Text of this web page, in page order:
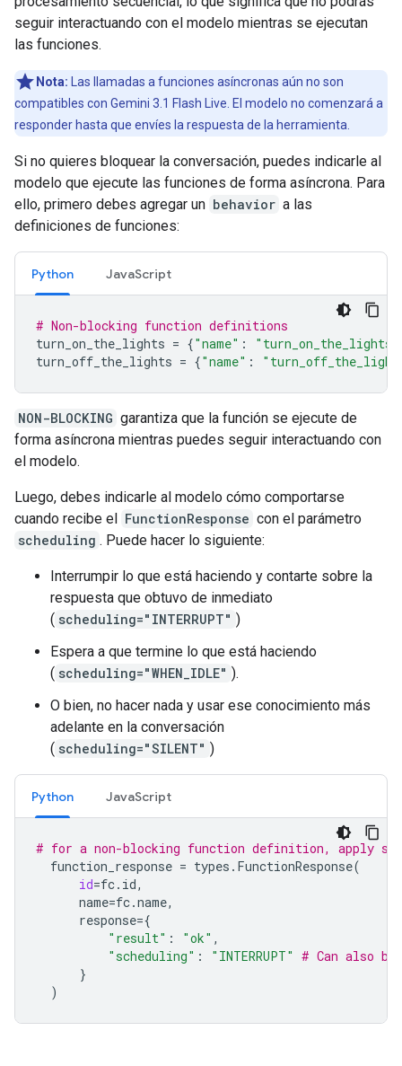
seguir interactuando con el modelo mientras se ejecutan
las funciones.
Nota: Las llamadas a funciones asíncronas aún no son
compatibles con Gemini 3.1 Flash Live. El modelo no comenzará a
responder hasta que envíes la respuesta de la herramienta.
Si no quieres bloquear la conversación, puedes indicarle al
modelo que ejecute las funciones de forma asíncrona. Para
ello, primero debes agregar un behavior a las
definiciones de funciones:
Python JavaScript
# Non-blocking function definitions
turn_on_the_lights = {"name" : "turn_on_the_lights"
turn_off_the_lights = {"name" :
NON-BLOCKING garantiza que la función se ejecute de
forma asíncrona mientras puedes seguir interactuando con
el modelo.
Luego, debes indicarle al modelo cómo comportarse
cuando recibe el FunctionResponse con el parámetro
scheduling . Puede hacer lo siguiente:
Interrumpir lo que está haciendo y contarte sobre la
respuesta que obtuvo de inmediato
( scheduling="INTERRUPT" )
Espera a que termine lo que está haciendo
( scheduling="WHEN_IDLE" ).
O bien, no hacer nada y usar ese conocimiento más
adelante en la conversación
( scheduling="SILENT" )
Python JavaScript
# for a non-blocking function definition, apply
function_response = types . FunctionResponse(
id=fc. id,
name=fc.name,
response={
"result" : "ok" ,
"scheduling" : "INTERRUPT" # Can also be
}
)